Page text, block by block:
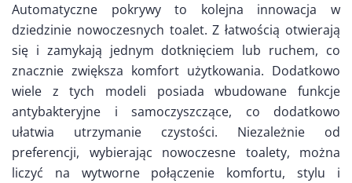
Automatyczne pokrywy to kolejna innowacja w
dziedzinie nowoczesnych toalet. Z łatwością otwierają
się i zamykają jednym dotknięciem lub ruchem, co
znacznie zwiększa komfort użytkowania. Dodatkowo
wiele z tych modeli posiada wbudowane funkcje
antybakteryjne i samoczyszczące, co dodatkowo
ułatwia utrzymanie czystości. Niezależnie od
preferencji, wybierając nowoczesne toalety, można
liczyć na wytworne połączenie komfortu, stylu i